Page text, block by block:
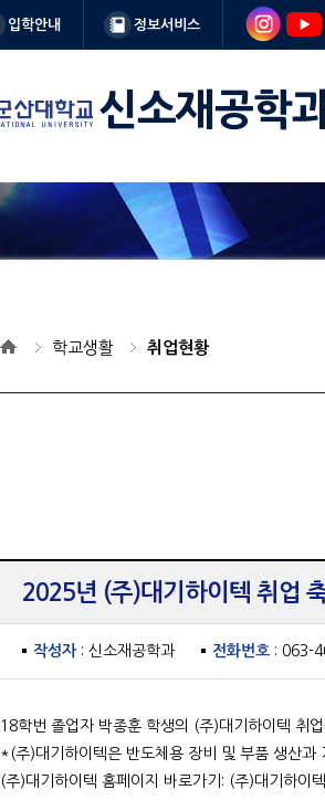
입학안내 정보서비스
신소재공학
학교생활 취업현황
2025년 (주)대기하이텍 취업
작성자 : 신소재공학과 전화번호 : 063-
18학번 졸업자 박종훈 학생의 (주)대기하이텍 취업
*(주)대기하이텍은 반도체용 장비 및 부품 생산과
(주)대기하이텍 홈페이지 바로가기: (주)대기하이텍